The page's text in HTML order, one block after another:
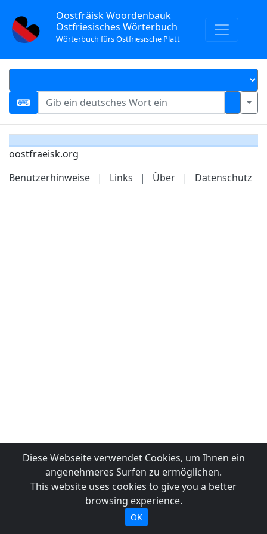
Oostfräisk Woordenbauk
Ostfriesisches Wörterbuch
Wörterbuch fürs Ostfriesische Platt
oostfraeisk.org
Benutzerhinweise
| Links | Über | Datenschutz
Diese Webseite verwendet Cookies, um Ihnen ein
angenehmeres Surfen zu ermöglichen.
This website uses cookies to give you a better
browsing experience.
OK